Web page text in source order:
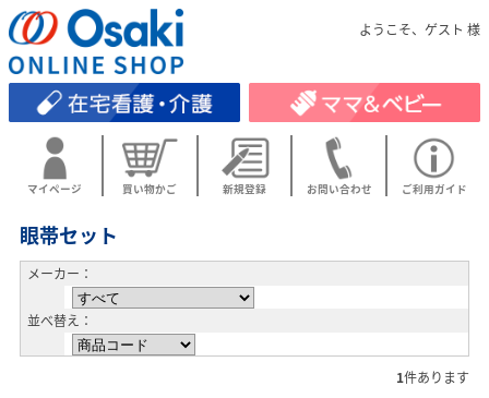
ようこそ、ゲスト 様
マイページ 買い物かご 新規登録 お問い合わせ ご利用ガイド
眼帯セット
メーカー：
並べ替え：
1件あります